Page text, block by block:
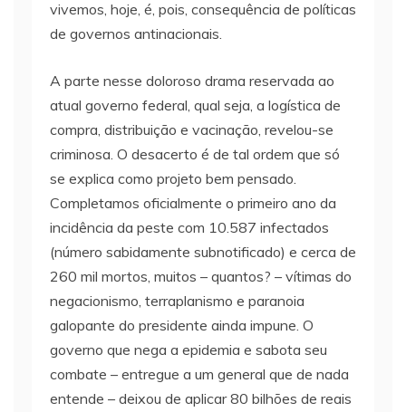
vivemos, hoje, é, pois, consequência de políticas
de governos antinacionais.
A parte nesse doloroso drama reservada ao
atual governo federal, qual seja, a logística de
compra, distribuição e vacinação, revelou-se
criminosa. O desacerto é de tal ordem que só
se explica como projeto bem pensado.
Completamos oficialmente o primeiro ano da
incidência da peste com 10.587 infectados
(número sabidamente subnotificado) e cerca de
260 mil mortos, muitos – quantos? – vítimas do
negacionismo, terraplanismo e paranoia
galopante do presidente ainda impune. O
governo que nega a epidemia e sabota seu
combate – entregue a um general que de nada
entende – deixou de aplicar 80 bilhões de reais